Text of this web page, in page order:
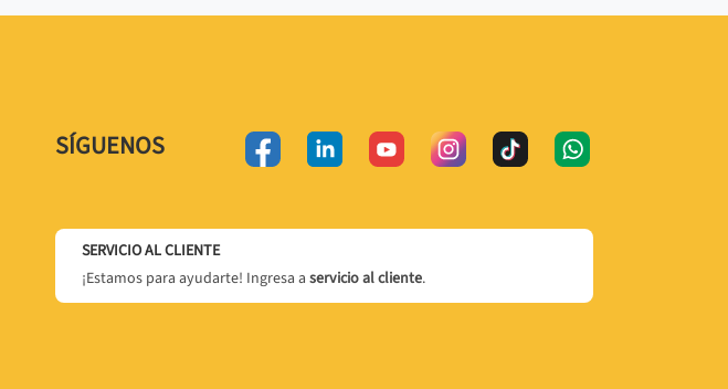
SÍGUENOS
SERVICIO AL CLIENTE
¡Estamos para ayudarte! Ingresa a servicio al cliente.